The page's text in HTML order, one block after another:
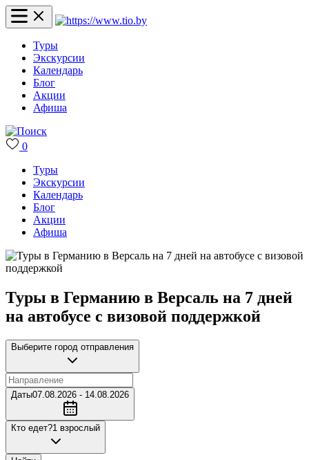
Туры
Экскурсии
Календарь
Блог
Акции
Афиша
0
Туры
Экскурсии
Календарь
Блог
Акции
Афиша
Туры в Германию в Версаль на 7 дней
на автобусе с визовой поддержкой
Выберите город отправления
Даты07.08.2026 - 14.08.2026
Кто едет?1 взрослый